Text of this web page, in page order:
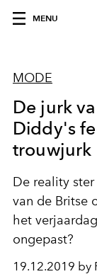
MENU
MODE
De jurk
Diddy's
trouwjurk
De reality
van de Britse
het
ongepast?
19.12.2019 by